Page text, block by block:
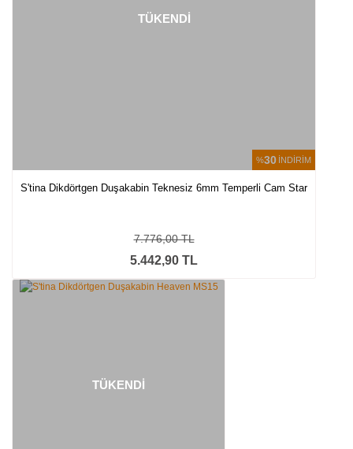
%30 İNDİRİM
TÜKENDİ
S'tina Dikdörtgen Duşakabin Teknesiz 6mm Temperli Cam Star
5.442,90 TL
7.776,00 TL
TÜKENDİ